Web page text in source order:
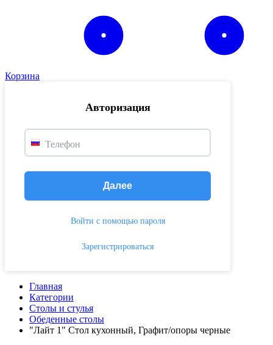
Корзина
Авторизация
Телефон
Далее
Войти с помощью пароля
Зарегистрироваться
Главная
Категории
Столы и стулья
Обеденные столы
"Лайт 1" Стол кухонный, Графит/опоры черные